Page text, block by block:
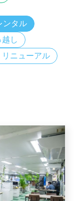
ンタル
し
リニューアル